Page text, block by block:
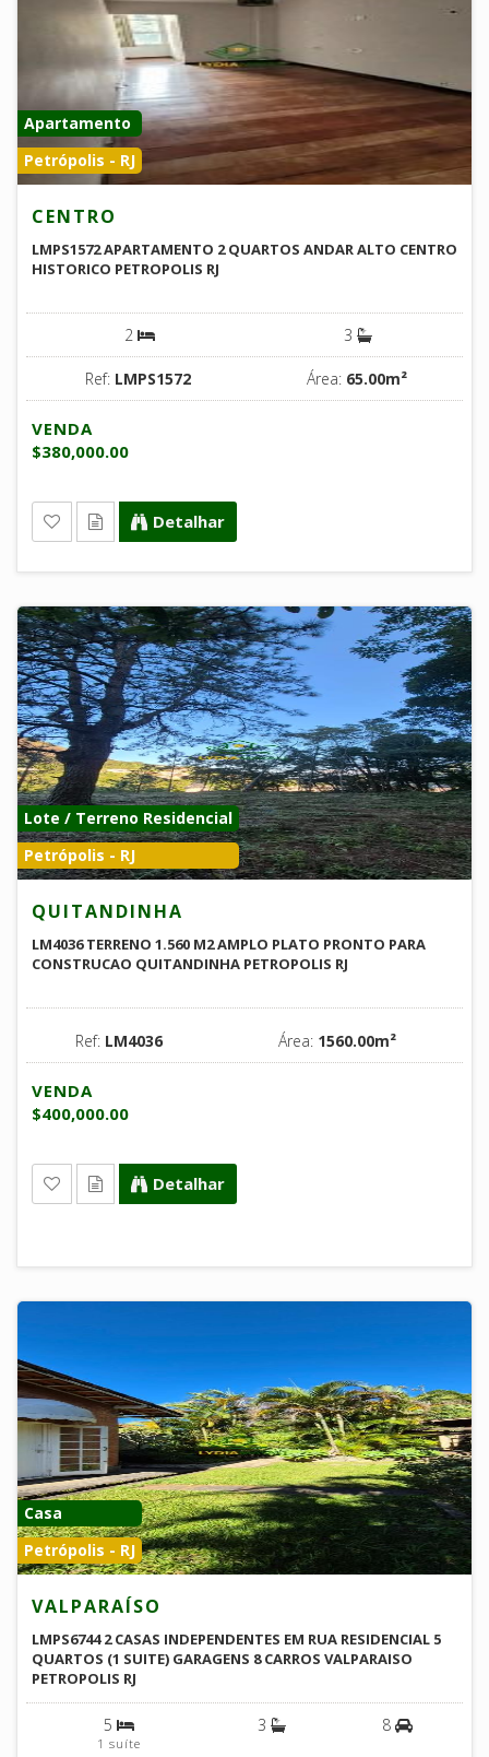
Apartamento
Petrópolis - RJ
CENTRO
LMPS1572 APARTAMENTO 2 QUARTOS ANDAR ALTO CENTRO
HISTORICO PETROPOLIS RJ
2 3
Ref: LMPS1572 Área: 65.00m²
VENDA
$380,000.00
Detalhar
Lote / Terreno Residencial
Petrópolis - RJ
QUITANDINHA
LM4036 TERRENO 1.560 M2 AMPLO PLATO PRONTO PARA
CONSTRUCAO QUITANDINHA PETROPOLIS RJ
Ref: LM4036 Área: 1560.00m²
VENDA
$400,000.00
Detalhar
Casa
Petrópolis - RJ
VALPARAÍSO
LMPS6744 2 CASAS INDEPENDENTES EM RUA RESIDENCIAL 5
QUARTOS (1 SUITE) GARAGENS 8 CARROS VALPARAISO
PETROPOLIS RJ
5
1 suíte
3 8